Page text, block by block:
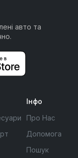
авто та
Інфо
Про Нас
Допомога
Пошук